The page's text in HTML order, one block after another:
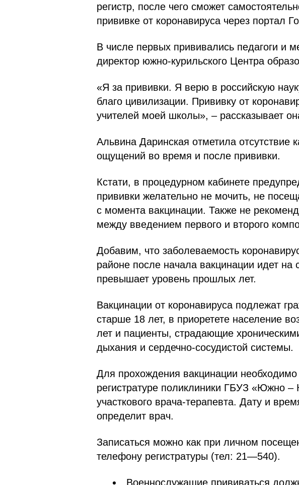
регистр, после чего сможет
прививке от коронавируса через портал
В числе первых прививались педагоги и
директор южно-курильского Центра
«Я за прививки. Я верю в российскую
благо цивилизации. Прививку от
учителей моей школы», – рассказывает
Альвина Даринская отметила отсутствие
ощущений во время и после прививки.
Кстати, в процедурном кабинете
прививки желательно не мочить, не
с момента вакцинации. Также не
между введением первого и второго
Добавим, что заболеваемость
районе после начала вакцинации идет
превышает уровень прошлых лет.
Вакцинации от коронавируса подлежат
старше 18 лет, в приоретете население
лет и пациенты, страдающие
дыхания и сердечно-сосудистой системы.
Для прохождения вакцинации необходимо
регистратуре поликлиники ГБУЗ «Южно –
участкового врача-терапевта. Дату и
определит врач.
Записаться можно как при личном
телефону регистратуры (тел: 21—540).
Военнослужащие прививаться